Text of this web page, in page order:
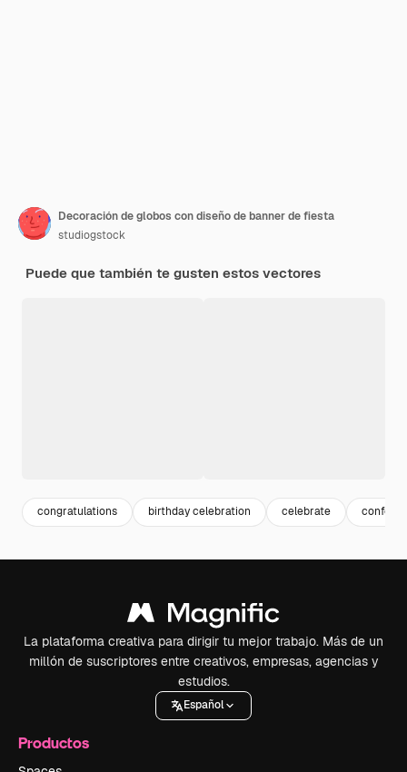
Decoración de globos con diseño de banner de fiesta
studiogstock
Puede que también te gusten estos vectores
congratulations birthday celebration celebrate confeti
La plataforma creativa para dirigir tu mejor trabajo. Más de un
millón de suscriptores entre creativos, empresas, agencias y
estudios.
Español
Productos